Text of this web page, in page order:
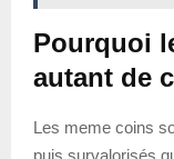
Pourquoi
autant de
Les meme coins
puis survalorisés